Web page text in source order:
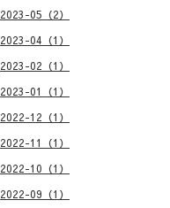
2023-05（2）
2023-04（1）
2023-02（1）
2023-01（1）
2022-12（1）
2022-11（1）
2022-10（1）
2022-09（1）